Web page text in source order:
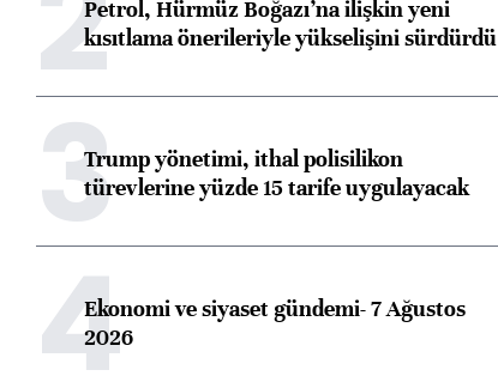
Petrol, Hürmüz Boğazı’na ilişkin yeni
kısıtlama önerileriyle yükselişini sürdürdü
3Trump yönetimi, ithal polisilikon
türevlerine yüzde 15 tarife uygulayacak
4Ekonomi ve siyaset gündemi- 7 Ağustos
2026